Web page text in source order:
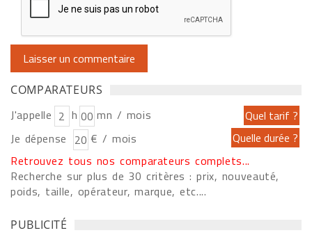
COMPARATEURS
J'appelle h
mn / mois
Je dépense
€ / mois
Retrouvez tous nos comparateurs complets...
Recherche sur plus de 30 critères : prix, nouveauté,
poids, taille, opérateur, marque, etc....
PUBLICITÉ